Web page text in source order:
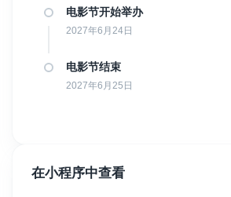
我们只与行业领先公司合作。在这方面，您
问，我们会随时为您提供支持，帮助您解决
获得发行的流程是什么？
我们对所有已完成的项目（如短片、纪录片
括分成比例和合同年限。整个过程我们都会
电影节开始举办
2027年6月24日
电影节结束
2027年6月25日
在小程序中查看